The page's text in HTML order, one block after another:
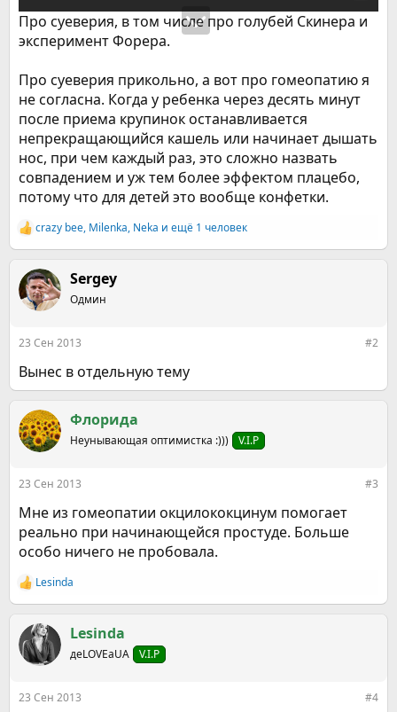
Про суеверия, в том числе про голубей Скинера и
эксперимент Форера.
Про суеверия прикольно, а вот про гомеопатию я
не согласна. Когда у ребенка через десять минут
после приема крупинок останавливается
непрекращающийся кашель или начинает дышать
нос, при чем каждый раз, это сложно назвать
совпадением и уж тем более эффектом плацебо,
потому что для детей это вообще конфетки.
Р
е
к
ц
и
crazy bee, Milenka, Neka и ещё 1 человек
Sergey
Одмин
23 Сен 2013 #2
Вынес в отдельную тему
Флорида
Неунывающая оптимистка :))) V.I.P
23 Сен 2013 #3
Мне из гомеопатии окцилококцинум помогает
реально при начинающейся простуде. Больше
особо ничего не пробовала.
Р
е
к
ц
и
Lesinda
Lesinda
деLOVEаUA V.I.P
23 Сен 2013 #4